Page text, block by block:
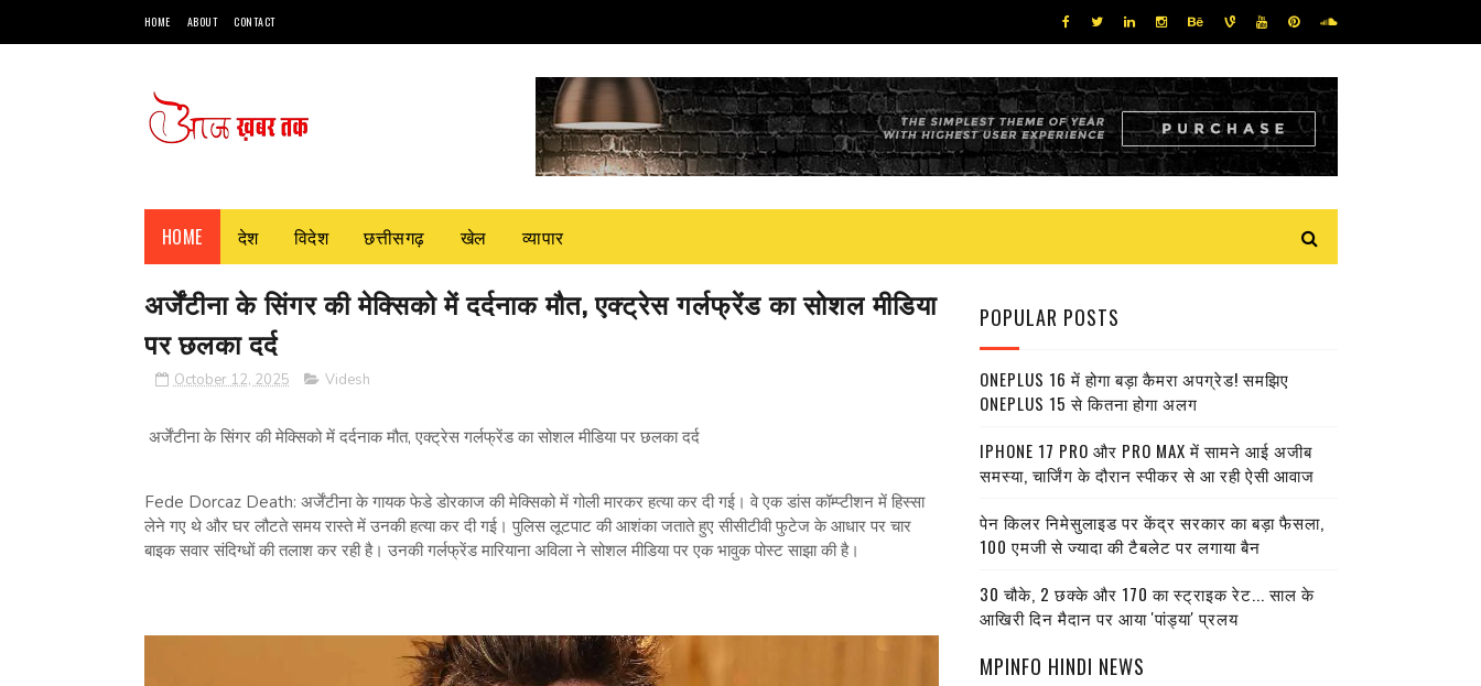
HOME ABOUT CONTACT
HOME देश विदेश छत्तीसगढ़ खेल व्यापार
अर्जेंटीना के सिंगर की मेक्सिको में दर्दनाक मौत, एक्ट्रेस गर्लफ्रेंड का सोशल मीडिया
पर छलका दर्द
October 12, 2025 Videsh
अर्जेंटीना के सिंगर की मेक्सिको में दर्दनाक मौत, एक्ट्रेस गर्लफ्रेंड का सोशल मीडिया पर छलका दर्द
Fede Dorcaz Death: अर्जेंटीना के गायक फेडे डोरकाज की मेक्सिको में गोली मारकर हत्या कर दी गई। वे एक डांस कॉम्प्टीशन में हिस्सा
लेने गए थे और घर लौटते समय रास्ते में उनकी हत्या कर दी गई। पुलिस लूटपाट की आशंका जताते हुए सीसीटीवी फुटेज के आधार पर चार
बाइक सवार संदिग्धों की तलाश कर रही है। उनकी गर्लफ्रेंड मारियाना अविला ने सोशल मीडिया पर एक भावुक पोस्ट साझा की है।
POPULAR POSTS
ONEPLUS 16 में होगा बड़ा कैमरा अपग्रेड! समझिए
ONEPLUS 15 से कितना होगा अलग
IPHONE 17 PRO और PRO MAX में सामने आई अजीब
समस्या, चार्जिंग के दौरान स्पीकर से आ रही ऐसी आवाज
पेन किलर निमेसुलाइड पर केंद्र सरकार का बड़ा फैसला,
100 एमजी से ज्यादा की टैबलेट पर लगाया बैन
30 चौके, 2 छक्के और 170 का स्ट्राइक रेट... साल के
आखिरी दिन मैदान पर आया 'पांड्या' प्रलय
MPINFO HINDI NEWS